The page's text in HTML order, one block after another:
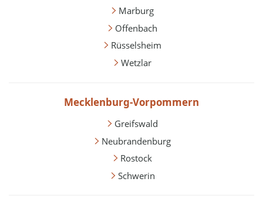
Marburg
Offenbach
Rüsselsheim
Wetzlar
Mecklenburg-Vorpommern
Greifswald
Neubrandenburg
Rostock
Schwerin